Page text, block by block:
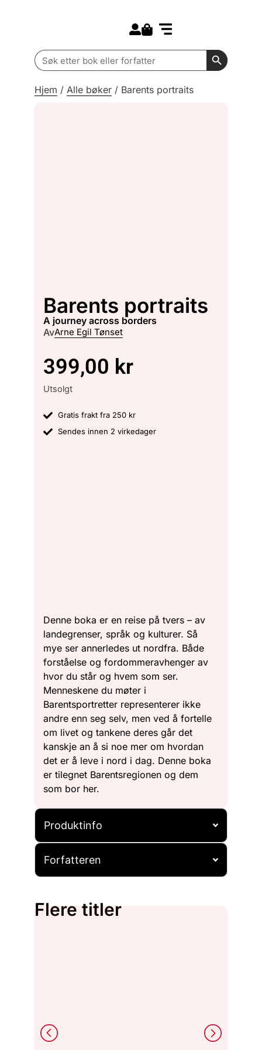
Search
for:
Search
Hjem / Alle bøker / Barents portraits
Barents portraits
a journey across borders
AvArne Egil Tønset
399,00 kr
Utsolgt
Gratis frakt fra 250 kr
Sendes innen 2 virkedager
Denne boka er en reise på tvers – av
landegrenser, språk og kulturer. Så
mye ser annerledes ut nordfra. Både
forståelse og fordommeravhenger av
hvor du står og hvem som ser.
Menneskene du møter i
Barentsportretter representerer ikke
andre enn seg selv, men ved å fortelle
om livet og tankene deres går det
kanskje an å si noe mer om hvordan
det er å leve i nord i dag. Denne boka
er tilegnet Barentsregionen og dem
som bor her.
Produktinfo
Forfatteren
Flere titler